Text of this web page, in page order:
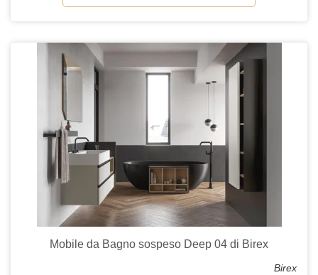
Mobile da Bagno sospeso Deep 04 di Birex
Birex